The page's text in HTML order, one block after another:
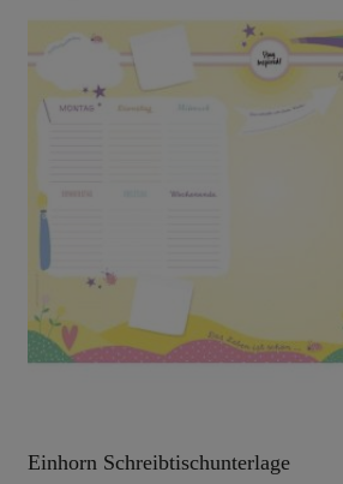
Einhorn Schreibtischunterlage